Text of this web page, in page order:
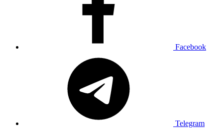
Facebook
Telegram